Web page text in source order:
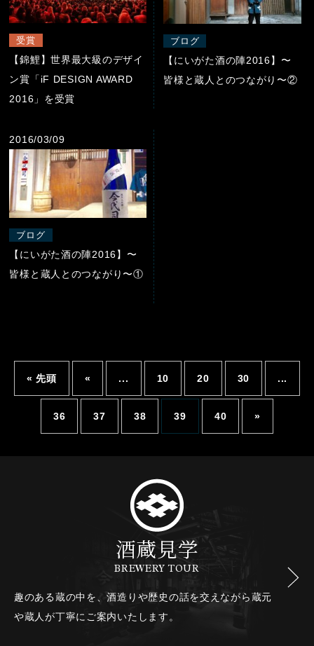
受賞
【錦鯉】世界最大級のデザイ
ン賞「iF DESIGN AWARD
2016」を受賞
ブログ
【にいがた酒の陣2016】〜
皆様と蔵人とのつながり〜②
2016/03/09
ブログ
【にいがた酒の陣2016】〜
皆様と蔵人とのつながり〜①
« 先頭 « ... 10 20 30 ...
36 37 38 39 40 »
酒蔵見学
BREWERY TOUR
趣のある蔵の中を、酒造りや歴史の話を交えながら蔵元
や蔵人が丁寧にご案内いたします。